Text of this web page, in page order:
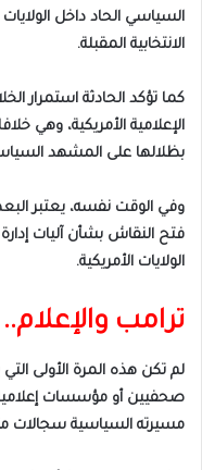
السياسي الحاد داخل
الانتخابية المقبلة.
كما تؤكد الحادثة استمرار
الإعلامية الأمريكية، وهي
بظلالها على المشهد
وفي الوقت نفسه، يعتبر
فتح النقاش بشأن آليات
الولايات الأمريكية.
ترامب
لم تكن هذه المرة الأولى
صحفيين أو مؤسسات
مسيرته السياسية سجالات